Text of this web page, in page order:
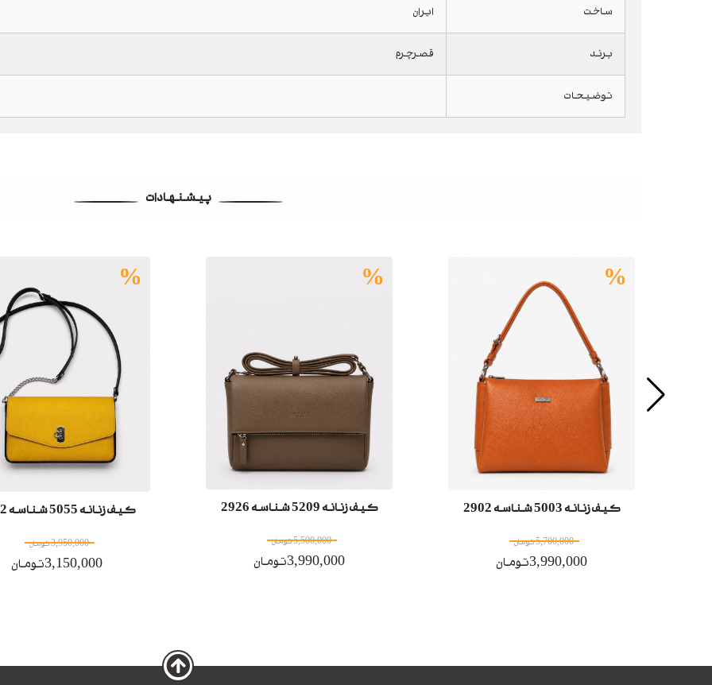
ساخت ایران
برند قصرچرم
توضیحات
پیشنهادات
%
کیف زنانه 5003 شناسه 2902
5,700,000 تومان
3,990,000تومان
%
کیف زنانه 5209 شناسه 2926
5,500,000 تومان
3,990,000تومان
%
کیف زنانه 5055 شناسه 2862
3,950,000 تومان
3,150,000تومان